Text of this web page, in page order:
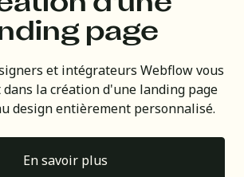
page
et intégrateurs Webflow vous
dans la création d'une landing page
design entièrement personnalisé.
En savoir plus